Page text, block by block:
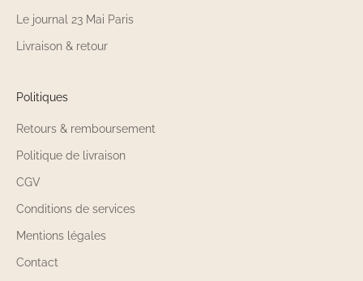
Le journal 23 Mai Paris
Livraison & retour
Politiques
Retours & remboursement
Politique de livraison
CGV
Conditions de services
Mentions légales
Contact